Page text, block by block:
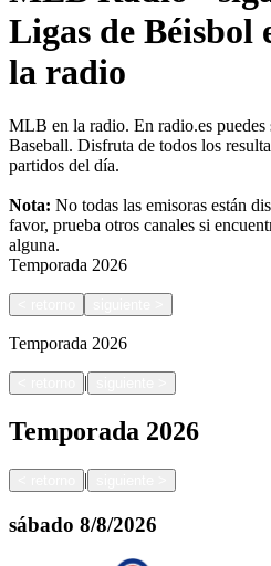
Ligas de Béisbol
la radio
MLB en la radio. En radio.es
Baseball. Disfruta de todos los
partidos del día.
Nota: No todas las emisoras están
favor, prueba otros canales si
alguna.
Temporada 2026
Temporada 2026
|
Temporada 2026
|
sábado 8/8/2026